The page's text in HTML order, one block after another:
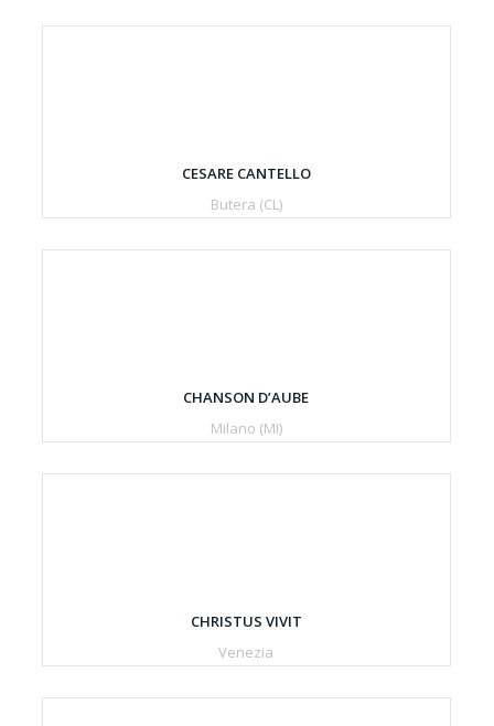
CESARE CANTELLO
Butera (CL)
CHANSON D’AUBE
Milano (MI)
CHRISTUS VIVIT
Venezia